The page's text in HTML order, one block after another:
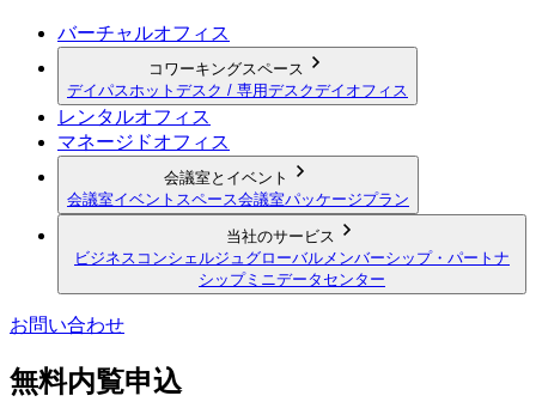
バーチャルオフィス
コワーキングスペース
デイパス ホットデスク / 専用デスクデイオフィス
レンタルオフィス
マネージドオフィス
会議室とイベント
会議室イベントスペース会議室パッケージプラン
当社のサービス
ビジネスコンシェルジュ グローバルメンバーシップ・パートナ
シップミニデータセンター
お問い合わせ
無料内覧申込